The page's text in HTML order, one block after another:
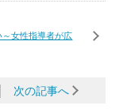
～女性指導者が広
│ 次の記事へ